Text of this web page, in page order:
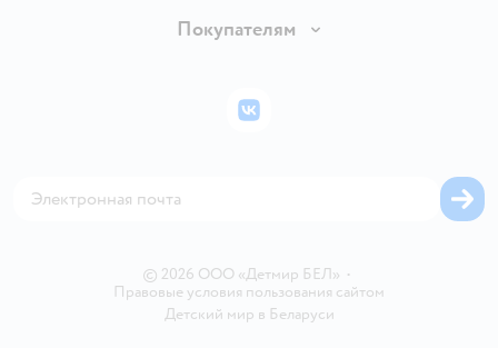
Правила продажи
Политика использования файлов cookie
Вакансии
Покупателям
Бонусные карты
© 2026 ООО «Детмир БЕЛ» •
Правовые условия пользования сайтом
Детский мир в Беларуси
ВКонтакте